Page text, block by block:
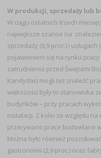
W produkcji, sprzedaży lub
W ciągu ostatnich trzech
największe szanse na
sprzedaży (6,9 proc.) i usługach
pojawieniem się na rynku
zatrudnienia przed Świętami
Kandydaci mogli też znaleźć
większości były to stanowiska
budynków – przy pracach
instalacji. Z kolei ze względu
przerywano prace budowlane
Można było również
gastronomii (2,9 proc.) oraz